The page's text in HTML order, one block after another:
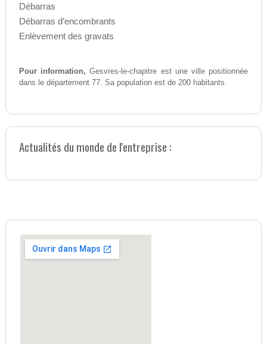
Débarras
Débarras d’encombrants
Enlèvement des gravats
Pour information, Gesvres-le-chapitre est une ville positionnée
dans le département 77. Sa population est de 200 habitants.
Actualités du monde de l'entreprise :